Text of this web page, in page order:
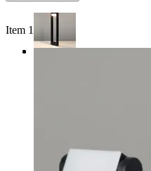
Item 1 of 3